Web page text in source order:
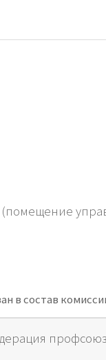
(помещение
в состав